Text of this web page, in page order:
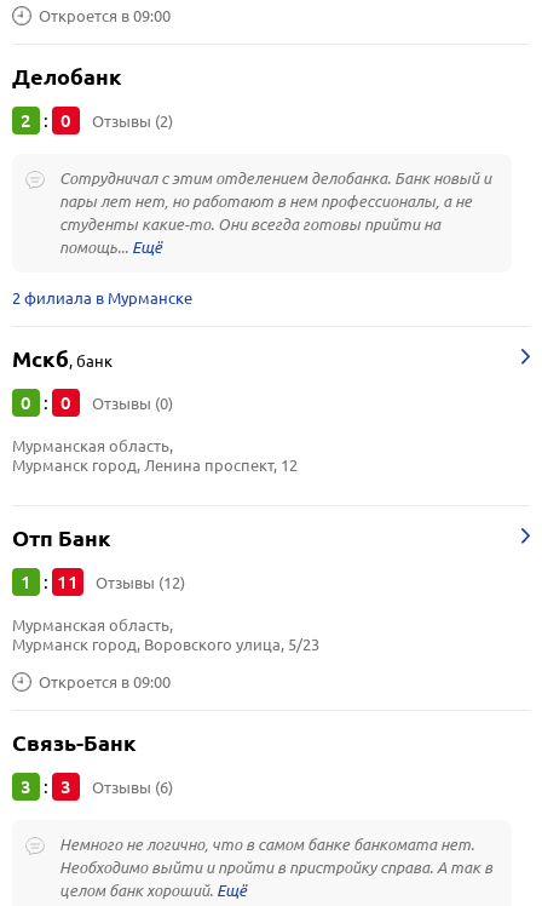
Откроется в 09:00
Делобанк
2 : 0 Отзывы (2)
Сотрудничал с этим отделением делобанка. Банк новый и
пары лет нет, но работают в нем профессионалы, а не
студенты какие-то. Они всегда готовы прийти на
помощь...
2 филиала в Мурманске
Мскб,банк
0 : 0 Отзывы (0)
Мурманская область,
Мурманск город, Ленина проспект, 12
Отп Банк
1 : 11 Отзывы (12)
Откроется в 09:00
Мурманская область,
Мурманск город, Воровского улица, 5/23
Связь-Банк
3 : 3 Отзывы (6)
Немного не логично, что в самом банке банкомата нет.
Необходимо выйти и пройти в пристройку справа. А так в
целом банк хороший.